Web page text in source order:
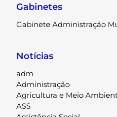
Gabinetes
Gabinete Administração
Notícias
adm
Administração
Agricultura e Meio
ASS